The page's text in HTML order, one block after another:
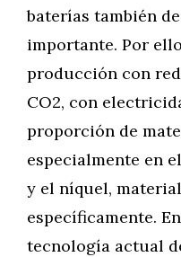
baterías también
importante. Por
producción con
CO2, con
proporción de
especialmente en
y el níquel,
específicamente.
tecnología actual